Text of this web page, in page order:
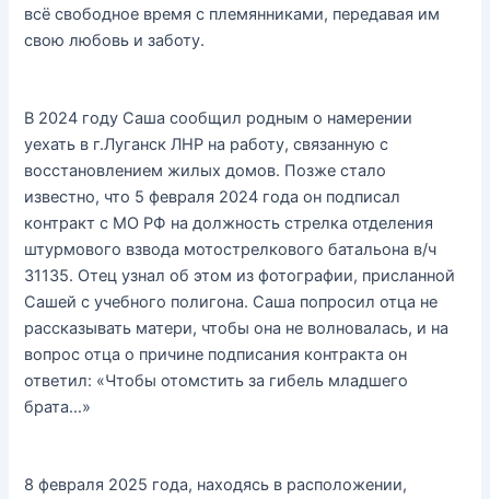
всё свободное время с племянниками, передавая им
свою любовь и заботу.
В 2024 году Саша сообщил родным о намерении
уехать в г.Луганск ЛНР на работу, связанную с
восстановлением жилых домов. Позже стало
известно, что 5 февраля 2024 года он подписал
контракт с МО РФ на должность стрелка отделения
штурмового взвода мотострелкового батальона в/ч
31135. Отец узнал об этом из фотографии, присланной
Сашей с учебного полигона. Саша попросил отца не
рассказывать матери, чтобы она не волновалась, и на
вопрос отца о причине подписания контракта он
ответил: «Чтобы отомстить за гибель младшего
брата…»
8 февраля 2025 года, находясь в расположении,